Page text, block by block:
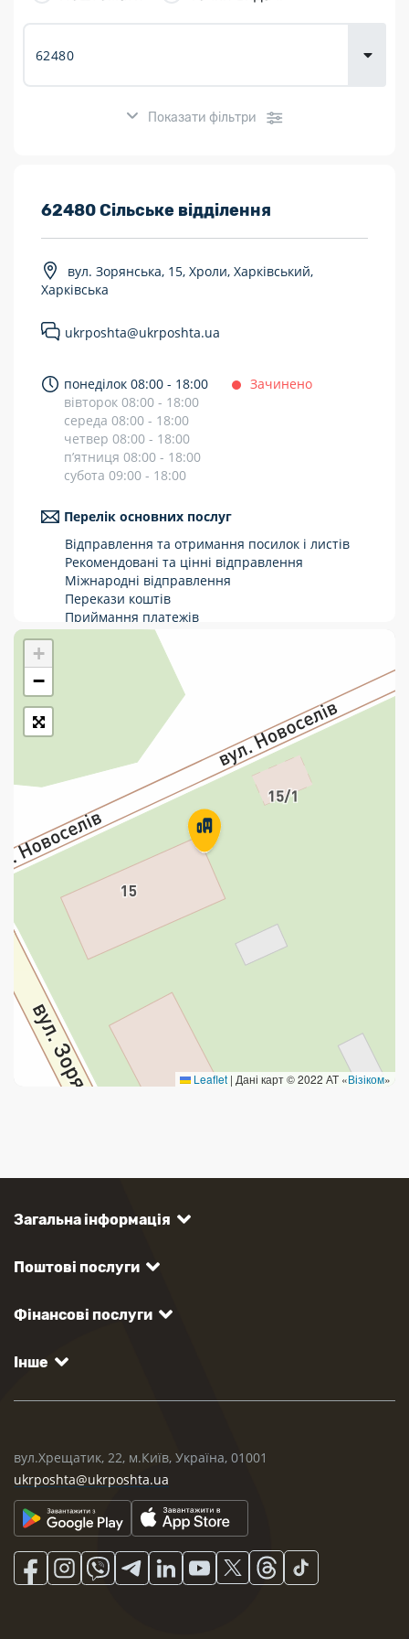
Показати фільтри
Розклад роботи:
Працюють після 19:00
Укрпошта Експрес/тариф «Пріоритетний»
Укрпошта Стандарт/тариф «Базовий»
Доставка за межі України
Прийом вантажів
Фінансові послуги:
Термінові перекази
Перекази
Комунальні та інші платежі
62480 Сільське відділення
вул. Зорянська, 15, Хроли, Харківський,
Харківська
ukrposhta@ukrposhta.ua
понеділок 08:00 - 18:00
Зачинено
вівторок 08:00 - 18:00
середа 08:00 - 18:00
четвер 08:00 - 18:00
п’ятниця 08:00 - 18:00
субота 09:00 - 18:00
Перелік основних послуг
Відправлення та отримання посилок і листів
Рекомендовані та цінні відправлення
Міжнародні відправлення
Перекази коштів
Приймання платежів
Поповнення мобільного рахунку
Оформлення передплати на газети та
Послуги страхування
Операції з карткою: поповнення/зняття
Виплата пенсій та соціальних допомог
Продаж товарів
Продаж марок та паковання
+
−
Leaflet | Дані карт © 2022 АТ «Візіком»
Загальна інформація
Поштові послуги
Фінансові послуги
Інше
вул.Хрещатик, 22, м.Київ, Україна, 01001
ukrposhta@ukrposhta.ua